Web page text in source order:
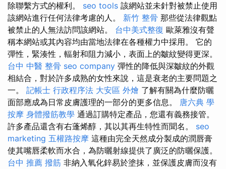
除聯繫方式的權利。 seo tools 該網站並未針對被禁止使用
該網站進行任何法律考慮的人。 新竹 整骨 那些從法律觀點
被禁止的人無法訪問該網站。 台中美式整復 歐萊雅沒有聲
稱本網站或其內容均由當地法律在各種權力中採用。 它的
彈性，緊湊性，輻射和阻力減小，表面上的皺紋變得更深。
台中 中醫 整骨 seo company 彈性的降低與深皺紋的外觀
相結合，對於許多成熟的女性來說，這是衰老的主要問題之
一。 記帳士 行政程序法 大安區 外燴 了解有關為什麼防曬
面部應成為日常皮膚護理的一部分的更多信息。 唐六典 學
按摩 身體撥筋教學 通過訂購特定產品，您還有義務接管。
許多產品還含有右蓬烯醇，其以其再生特性而聞名。 seo
marketing 五權路按摩 這種由完全天然成分製成的潤唇膏
使其嘴唇柔軟而水合，為防曬射線提供了廣泛的防曬保護。
台中 推薦 撥筋 非納入氧化鋅易於塗抹，並保護皮膚而沒有